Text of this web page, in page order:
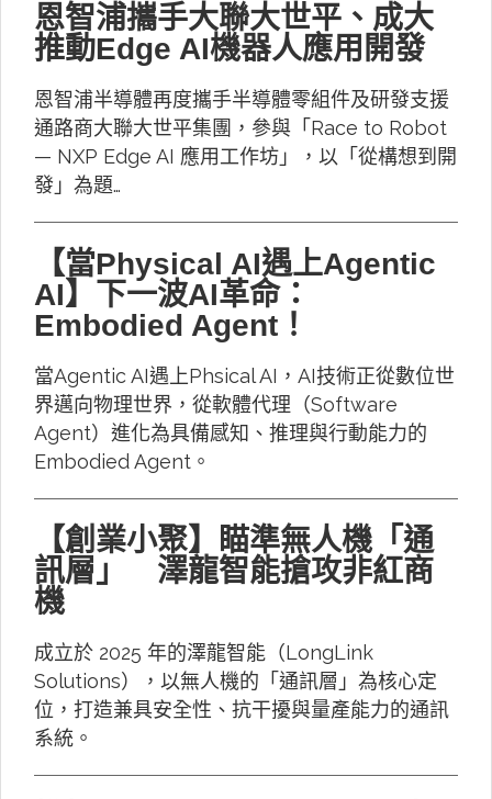
恩智浦攜手大聯大世平、成大
推動Edge AI機器人應用開發
恩智浦半導體再度攜手半導體零組件及研發支援
通路商大聯大世平集團，參與「Race to Robot
— NXP Edge AI 應用工作坊」，以「從構想到開
發」為題…
【當Physical AI遇上Agentic
AI】下一波AI革命：
Embodied Agent！
當Agentic AI遇上Phsical AI，AI技術正從數位世
界邁向物理世界，從軟體代理（Software
Agent）進化為具備感知、推理與行動能力的
Embodied Agent。
【創業小聚】瞄準無人機「通
訊層」 澤龍智能搶攻非紅商
機
成立於 2025 年的澤龍智能（LongLink
Solutions），以無人機的「通訊層」為核心定
位，打造兼具安全性、抗干擾與量產能力的通訊
系統。